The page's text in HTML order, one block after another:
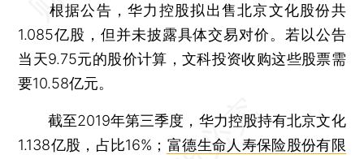
根据公告，华力控股拟出售北京文化股份共
1.085亿股，但并未披露具体交易对价。若以公告
当天9.75元的股价计算，文科投资收购这些股票需
要10.58亿元。
截至2019年第三季度，华力控股持有北京文化
1.138亿股，占比16%； 富德生命人寿保险股份有限